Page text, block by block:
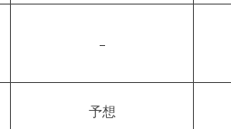
–
予想